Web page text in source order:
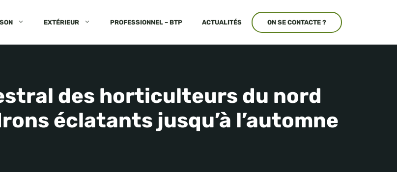
EXTÉRIEUR PROFESSIONNEL – BTP ACTUALITÉS ON SE CONTACTE ?
des horticulteurs du nord
éclatants jusqu’à l’automne